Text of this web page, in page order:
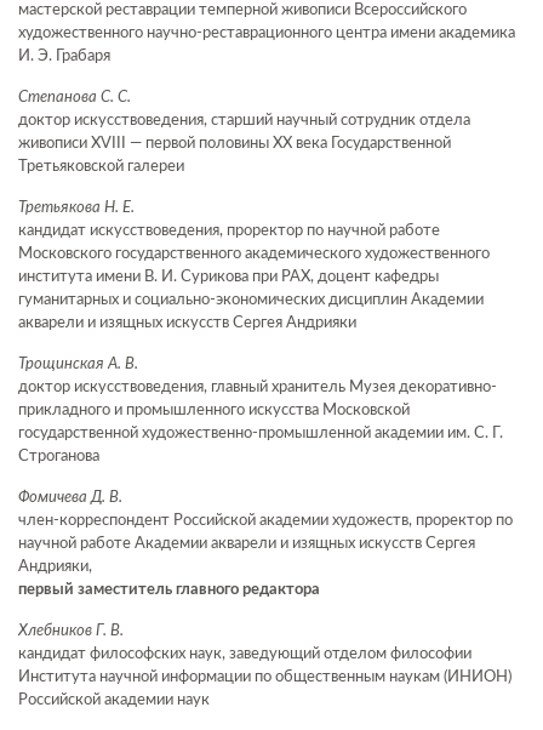
мастерской реставрации темперной живописи Всероссийского
художественного научно-реставрационного центра имени академика
И. Э. Грабаря
Степанова С. С.
доктор искусствоведения, старший научный сотрудник отдела
живописи XVIII — первой половины XX века Государственной
Третьяковской галереи
Третьякова Н. Е.
кандидат искусствоведения, проректор по научной работе
Московского государственного академического художественного
института имени В. И. Сурикова при РАХ, доцент кафедры
гуманитарных и социально-экономических дисциплин Академии
акварели и изящных искусств Сергея Андрияки
Трощинская А. В.
доктор искусствоведения, главный хранитель Музея декоративно-
прикладного и промышленного искусства Московской
государственной художественно-промышленной академии им. С. Г.
Строганова
Фомичева Д. В.
член-корреспондент Российской академии художеств, проректор по
научной работе Академии акварели и изящных искусств Сергея
Андрияки,
первый заместитель главного редактора
Хлебников Г. В.
кандидат философских наук, заведующий отделом философии
Института научной информации по общественным наукам (ИНИОН)
Российской академии наук